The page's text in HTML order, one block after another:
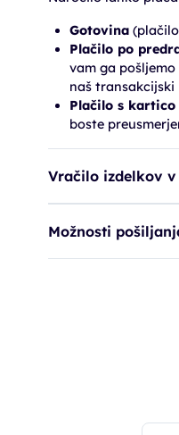
Gotovina(plačilo
Plačilo po
vam ga
naš transakcijski
Plačilo s kartico
boste
Vračilo izdelkov v
Možnosti